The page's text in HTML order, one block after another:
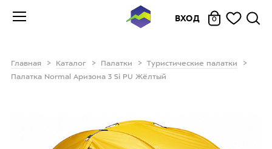
ВХОД 0
Главная Каталог Палатки
Туристические палатки
Палатка Normal Аризона 3 Si PU Жёлтый